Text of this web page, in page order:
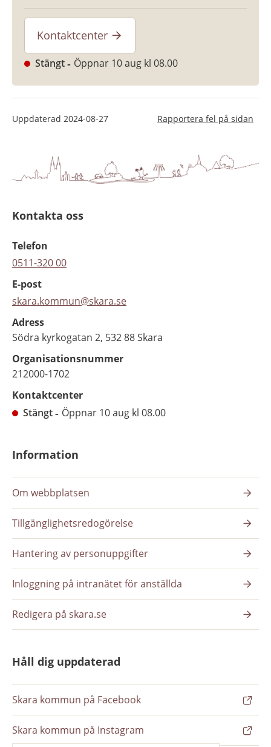
Kontaktcenter
Stängt Öppnar 10 aug kl 08.00
Uppdaterad 2024-08-27 Rapportera fel på sidan
Kontakta oss
Telefon
0511-320 00
E-post
skara.kommun@skara.se
Adress
Södra kyrkogatan 2, 532 88 Skara
Organisationsnummer
212000-1702
Kontaktcenter
Stängt
Öppnar 10 aug kl 08.00
Information
Om webbplatsen
Tillgänglighetsredogörelse
Hantering av personuppgifter
Inloggning på intranätet för anställda
Redigera på skara.se
Håll dig uppdaterad
Skara kommun på Facebook
Skara kommun på Instagram